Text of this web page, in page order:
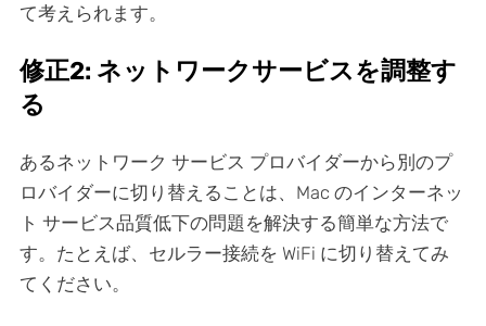
て考えられます。
修正2: ネットワークサービスを調整す
る
あるネットワーク サービス プロバイダーから別のプ
ロバイダーに切り替えることは、Mac のインターネッ
ト サービス品質低下の問題を解決する簡単な方法で
す。たとえば、セルラー接続を WiFi に切り替えてみ
てください。